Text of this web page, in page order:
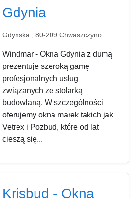
Gdynia
Gdyńska , 80-209 Chwaszczyno
Windmar - Okna Gdynia z dumą
prezentuje szeroką gamę
profesjonalnych usług
związanych ze stolarką
budowlaną. W szczególności
oferujemy okna marek takich jak
Vetrex i Pozbud, które od lat
cieszą się...
Krisbud - Okna